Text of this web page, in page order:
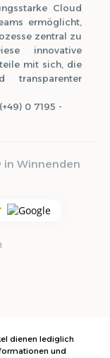
Cloud
ermöglicht,
zentral zu
innovative
mit sich, die
transparenter
0 7195 -
Winnenden
dienen lediglich
und